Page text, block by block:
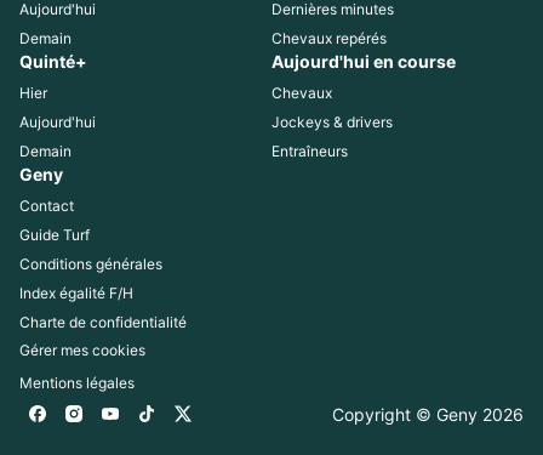
Aujourd'hui
Demain
Dernières minutes
Chevaux repérés
Quinté+
Hier
Aujourd'hui
Demain
Aujourd'hui en course
Chevaux
Jockeys & drivers
Entraîneurs
Geny
Contact
Guide Turf
Conditions générales
Index égalité F/H
Charte de confidentialité
Gérer mes cookies
Mentions légales
Copyright © Geny 2026